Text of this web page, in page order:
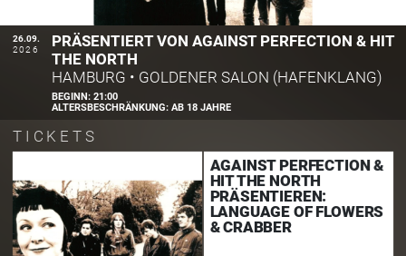
26.09.
2026
PRÄSENTIERT VON AGAINST PERFECTION & HIT
THE NORTH
HAMBURG • GOLDENER SALON (HAFENKLANG)
BEGINN:21:00
ALTERSBESCHRÄNKUNG:AB 18 JAHRE
TICKETS
AGAINST PERFECTION &
HIT THE NORTH
PRÄSENTIEREN:
LANGUAGE OF FLOWERS
& CRABBER